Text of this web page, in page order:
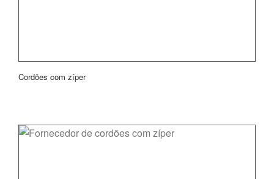
Cordões com zíper